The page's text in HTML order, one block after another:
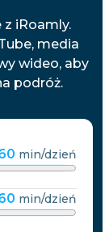
iRoamly.
media
wideo, aby
podróż.
min/dzień
min/dzień